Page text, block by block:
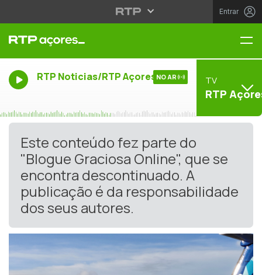
Entrar
RTP Noticias/RTP Açores NO AR TV
RTP
Este conteúdo fez parte do
"Blogue Graciosa Online", que se
encontra descontinuado. A
publicação é da responsabilidade
dos seus autores.